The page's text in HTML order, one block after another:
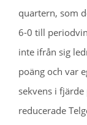
quartern, som
6-0 till
inte ifrån sig
poäng och var
sekvens i
reducerade